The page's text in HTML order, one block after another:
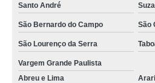
quanto custa tela agrícola para silagem
quanto custa tela agrícola para plantação
tela agrícola para plantação Vargem
comprar tela para estufa de plantas Rio
Santo André
São Bernardo do Campo São
São Lourenço da Serra
Vargem Grande Paulista
Abreu e Lima